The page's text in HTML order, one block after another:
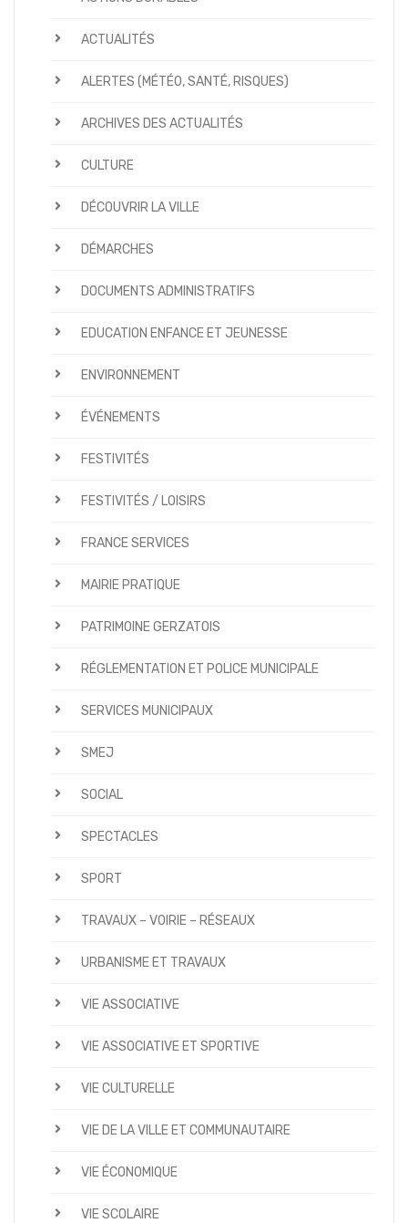
ACTUALITÉS
ALERTES (MÉTÉO, SANTÉ, RISQUES)
ARCHIVES DES ACTUALITÉS
CULTURE
DÉCOUVRIR LA VILLE
DÉMARCHES
DOCUMENTS ADMINISTRATIFS
EDUCATION ENFANCE ET JEUNESSE
ENVIRONNEMENT
ÉVÉNEMENTS
FESTIVITÉS
FESTIVITÉS / LOISIRS
FRANCE SERVICES
MAIRIE PRATIQUE
PATRIMOINE GERZATOIS
RÉGLEMENTATION ET POLICE MUNICIPALE
SERVICES MUNICIPAUX
SMEJ
SOCIAL
SPECTACLES
SPORT
TRAVAUX – VOIRIE – RÉSEAUX
URBANISME ET TRAVAUX
VIE ASSOCIATIVE
VIE ASSOCIATIVE ET SPORTIVE
VIE CULTURELLE
VIE DE LA VILLE ET COMMUNAUTAIRE
VIE ÉCONOMIQUE
VIE SCOLAIRE